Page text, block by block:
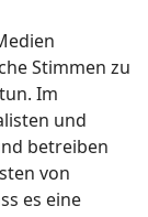
Stimmen zu
Im
und
betreiben
von
es eine